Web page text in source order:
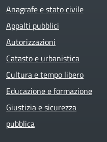
Anagrafe e stato civile
Appalti pubblici
Autorizzazioni
Catasto e urbanistica
Cultura e tempo libero
Educazione e formazione
Giustizia e sicurezza
pubblica